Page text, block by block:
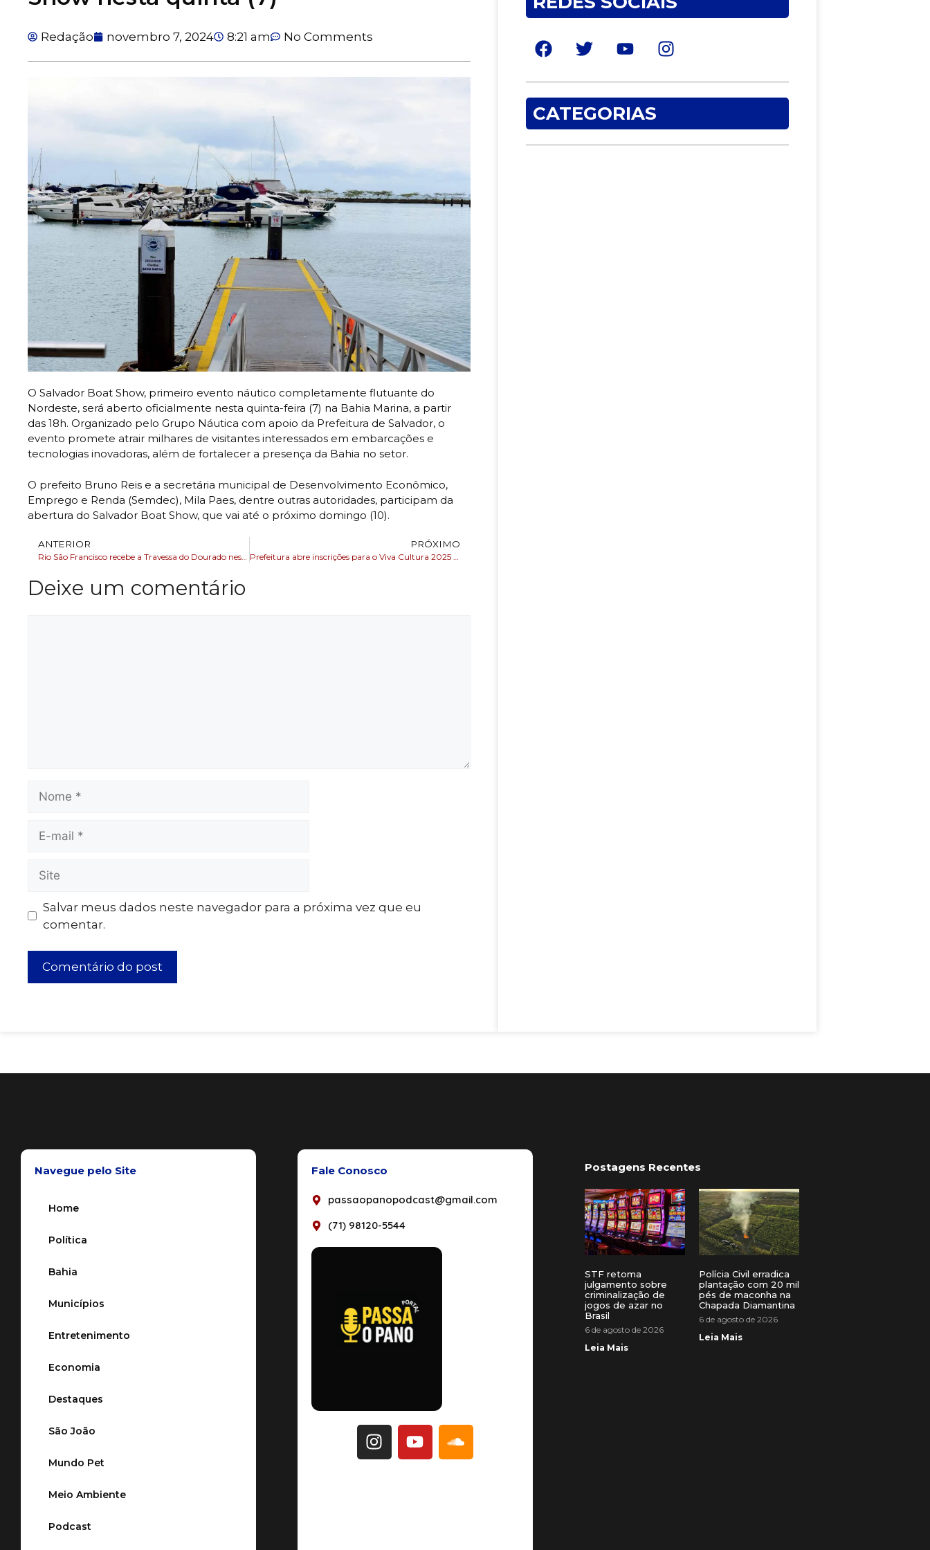
Redação novembro 7, 2024 8:21 am No Comments
O Salvador Boat Show, primeiro evento náutico completamente flutuante do
Nordeste, será aberto oficialmente nesta quinta-feira (7) na Bahia Marina, a partir
das 18h. Organizado pelo Grupo Náutica com apoio da Prefeitura de Salvador, o
evento promete atrair milhares de visitantes interessados em embarcações e
tecnologias inovadoras, além de fortalecer a presença da Bahia no setor.
O prefeito Bruno Reis e a secretária municipal de Desenvolvimento Econômico,
Emprego e Renda (Semdec), Mila Paes, dentre outras autoridades, participam da
abertura do Salvador Boat Show, que vai até o próximo domingo (10).
ANTERIOR PRÓXIMO
Deixe um comentário
Salvar meus dados neste navegador para a próxima vez que eu
comentar.
CATEGORIAS
Navegue pelo Site
Home
Política
Bahia
Municípios
Entretenimento
Economia
Destaques
São João
Mundo Pet
Meio Ambiente
Podcast
Fale Conosco
passaopanopodcast@gmail.com
(71) 98120-5544
Postagens Recentes
STF retoma
julgamento sobre
criminalização de
jogos de azar no
Brasil
6 de agosto de 2026
Leia Mais
Polícia Civil erradica
plantação com 20 mil
pés de maconha na
Chapada Diamantina
6 de agosto de 2026
Leia Mais